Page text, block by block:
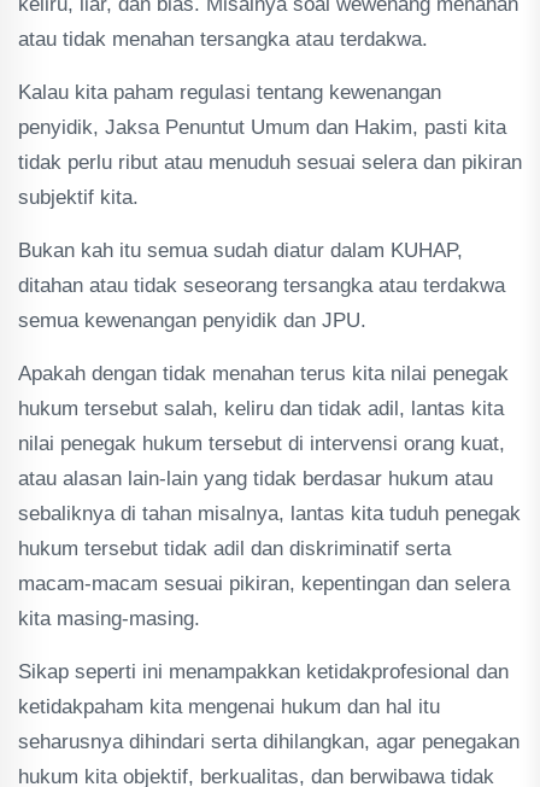
atau tidak menahan tersangka atau terdakwa.
Kalau kita paham regulasi tentang kewenangan
penyidik, Jaksa Penuntut Umum dan Hakim, pasti kita
tidak perlu ribut atau menuduh sesuai selera dan pikiran
subjektif kita.
Bukan kah itu semua sudah diatur dalam KUHAP,
ditahan atau tidak seseorang tersangka atau terdakwa
semua kewenangan penyidik dan JPU.
Apakah dengan tidak menahan terus kita nilai penegak
hukum tersebut salah, keliru dan tidak adil, lantas kita
nilai penegak hukum tersebut di intervensi orang kuat,
atau alasan lain-lain yang tidak berdasar hukum atau
sebaliknya di tahan misalnya, lantas kita tuduh penegak
hukum tersebut tidak adil dan diskriminatif serta
macam-macam sesuai pikiran, kepentingan dan selera
kita masing-masing.
Sikap seperti ini menampakkan ketidakprofesional dan
ketidakpaham kita mengenai hukum dan hal itu
seharusnya dihindari serta dihilangkan, agar penegakan
hukum kita objektif, berkualitas, dan berwibawa tidak